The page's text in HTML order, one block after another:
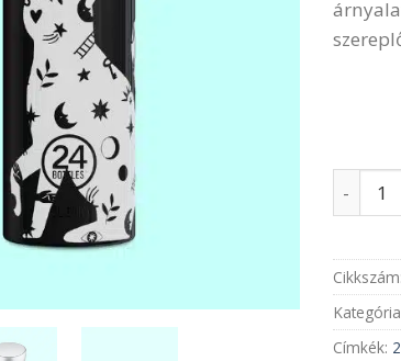
Cikkszám:
Címkék: